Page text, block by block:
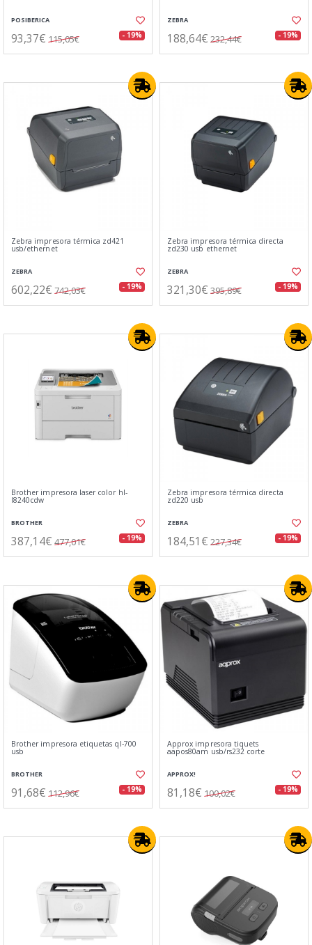
POSIBERICA
93,37€ 115,05€ - 19%
ZEBRA
188,64€ 232,44€ - 19%
Zebra impresora térmica zd421
usb/ethernet
ZEBRA
602,22€ 742,03€ - 19%
Zebra impresora térmica directa
zd230 usb ethernet
ZEBRA
321,30€ 395,89€ - 19%
Brother impresora laser color hl-
l8240cdw
BROTHER
387,14€ 477,01€ - 19%
Zebra impresora térmica directa
zd220 usb
ZEBRA
184,51€ 227,34€ - 19%
Brother impresora etiquetas ql-700
usb
BROTHER
91,68€ 112,96€ - 19%
Approx impresora tiquets
aapos80am usb/rs232 corte
APPROX!
81,18€ 100,02€ - 19%